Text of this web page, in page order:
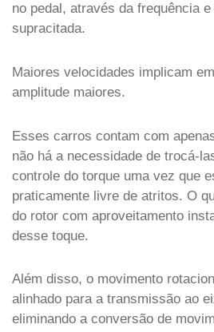
no pedal, através da frequência
supracitada.
Maiores velocidades implicam
amplitude maiores.
Esses carros contam com
não há a necessidade de trocá-
controle do torque uma vez que
praticamente livre de atritos. O
do rotor com aproveitamento
desse toque.
Além disso, o movimento
alinhado para a transmissão ao
eliminando a conversão de